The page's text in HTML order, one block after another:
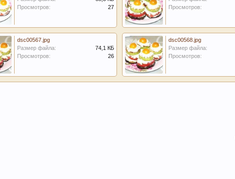
Просмотров:
27
Просмотров:
dsc00567.jpg
Размер файла:
74,1 КБ
Просмотров:
26
dsc00568.jpg
Размер файла:
Просмотров: